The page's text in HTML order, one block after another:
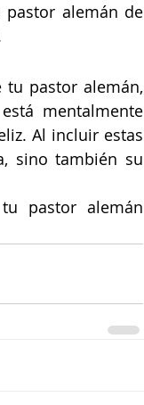
alemán de
pastor alemán,
mentalmente
Al incluir estas
sino también su
pastor alemán